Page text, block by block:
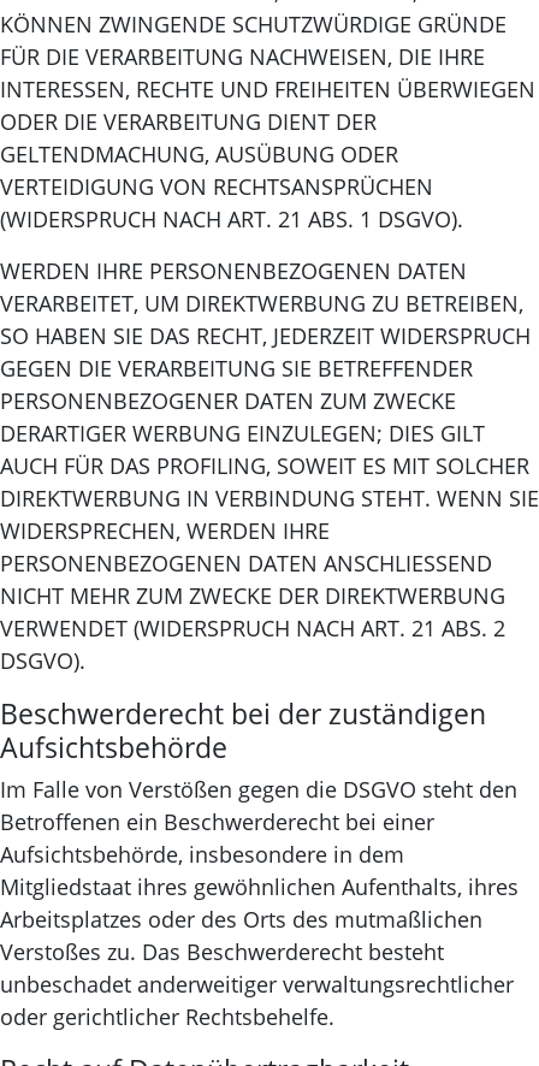
KÖNNEN ZWINGENDE SCHUTZWÜRDIGE GRÜNDE
FÜR DIE VERARBEITUNG NACHWEISEN, DIE IHRE
INTERESSEN, RECHTE UND FREIHEITEN ÜBERWIEGEN
ODER DIE VERARBEITUNG DIENT DER
GELTENDMACHUNG, AUSÜBUNG ODER
VERTEIDIGUNG VON RECHTSANSPRÜCHEN
(WIDERSPRUCH NACH ART. 21 ABS. 1 DSGVO).
WERDEN IHRE PERSONENBEZOGENEN DATEN
VERARBEITET, UM DIREKTWERBUNG ZU BETREIBEN,
SO HABEN SIE DAS RECHT, JEDERZEIT WIDERSPRUCH
GEGEN DIE VERARBEITUNG SIE BETREFFENDER
PERSONENBEZOGENER DATEN ZUM ZWECKE
DERARTIGER WERBUNG EINZULEGEN; DIES GILT
AUCH FÜR DAS PROFILING, SOWEIT ES MIT SOLCHER
DIREKTWERBUNG IN VERBINDUNG STEHT. WENN SIE
WIDERSPRECHEN, WERDEN IHRE
PERSONENBEZOGENEN DATEN ANSCHLIESSEND
NICHT MEHR ZUM ZWECKE DER DIREKTWERBUNG
VERWENDET (WIDERSPRUCH NACH ART. 21 ABS. 2
DSGVO).
Beschwerde­recht bei der zuständigen
Aufsichts­behörde
Im Falle von Verstößen gegen die DSGVO steht den
Betroffenen ein Beschwerderecht bei einer
Aufsichtsbehörde, insbesondere in dem
Mitgliedstaat ihres gewöhnlichen Aufenthalts, ihres
Arbeitsplatzes oder des Orts des mutmaßlichen
Verstoßes zu. Das Beschwerderecht besteht
unbeschadet anderweitiger verwaltungsrechtlicher
oder gerichtlicher Rechtsbehelfe.